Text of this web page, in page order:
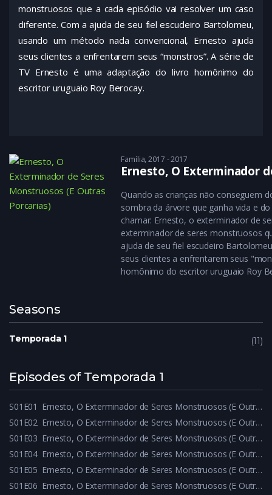
monstruosos que a cada episódio vai resolver um caso
diferente. Com a ajuda de seu fiel escudeiro Bartolomeu,
usando um método nada convencional, Ernesto ajuda
seus clientes a enfrentarem seus “monstros”. A série de
TV Ernesto é uma adaptação do livro homônimo do
escritor uruguaio Roy Berocay.
Família 2017 - 2017
Ernesto, O Exterminador
Quando as crianças não conseguem
sombra da árvore que ganha vida e
chamar: Ernesto, o exterminador de
exterminador de seres monstruosos
ajuda de seu fiel escudeiro
seus clientes a enfrentarem seus
homônimo do escritor uruguaio Roy
Seasons
Temporada 1 11
Episodes of Temporada 1
S01E01
Ernesto, O Exterminador de Seres Monstruosos (E Outras Porcarias) – S01E01
S01E02
Ernesto, O Exterminador de Seres Monstruosos (E Outras Porcarias) – S01E02
S01E03
Ernesto, O Exterminador de Seres Monstruosos (E Outras Porcarias) – S01E03
S01E04
Ernesto, O Exterminador de Seres Monstruosos (E Outras Porcarias) – S01E04
S01E05
Ernesto, O Exterminador de Seres Monstruosos (E Outras Porcarias) – S01E05
S01E06
Ernesto, O Exterminador de Seres Monstruosos (E Outras Porcarias) – S01E06